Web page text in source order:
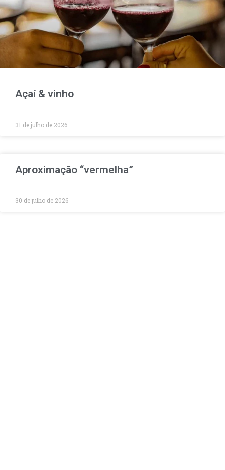
Açaí & vinho
31 de julho de 2026
Aproximação “vermelha”
30 de julho de 2026